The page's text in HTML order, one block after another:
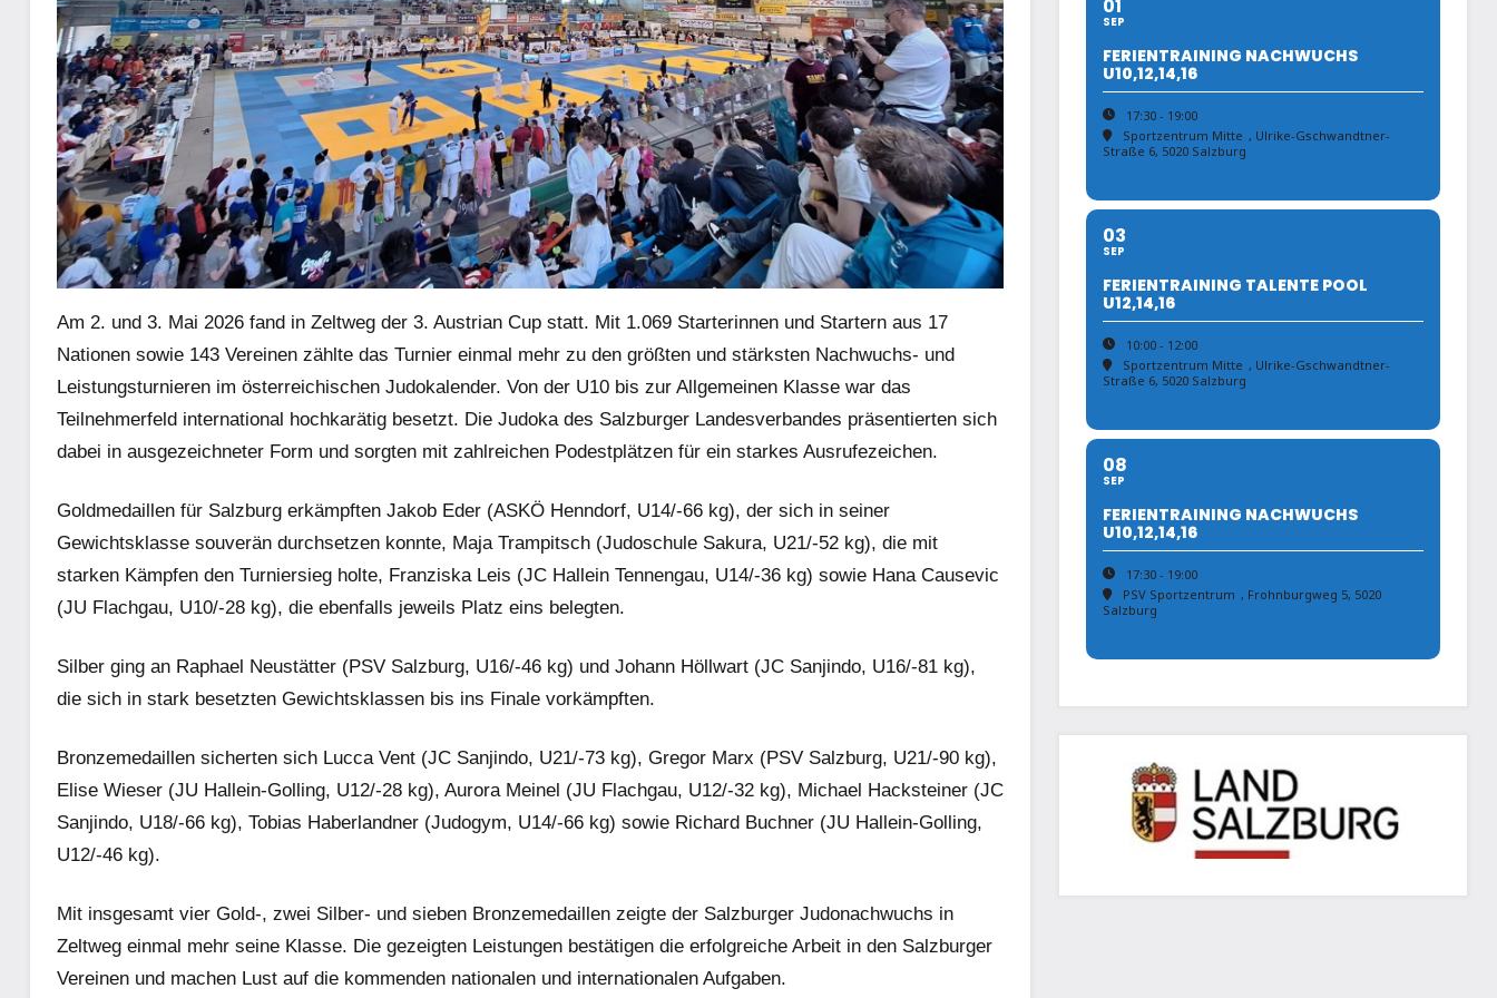
Am 2. und 3. Mai 2026 fand in Zeltweg der 3. Austrian Cup statt. Mit 1.069 Starterinnen und Startern aus 17
Nationen sowie 143 Vereinen zählte das Turnier einmal mehr zu den größten und stärksten Nachwuchs- und
Leistungsturnieren im österreichischen Judokalender. Von der U10 bis zur Allgemeinen Klasse war das
Teilnehmerfeld international hochkarätig besetzt. Die Judoka des Salzburger Landesverbandes präsentierten sich
dabei in ausgezeichneter Form und sorgten mit zahlreichen Podestplätzen für ein starkes Ausrufezeichen.
Goldmedaillen für Salzburg erkämpften Jakob Eder (ASKÖ Henndorf, U14/-66 kg), der sich in seiner
Gewichtsklasse souverän durchsetzen konnte, Maja Trampitsch (Judoschule Sakura, U21/-52 kg), die mit
starken Kämpfen den Turniersieg holte, Franziska Leis (JC Hallein Tennengau, U14/-36 kg) sowie Hana Causevic
(JU Flachgau, U10/-28 kg), die ebenfalls jeweils Platz eins belegten.
Silber ging an Raphael Neustätter (PSV Salzburg, U16/-46 kg) und Johann Höllwart (JC Sanjindo, U16/-81 kg),
die sich in stark besetzten Gewichtsklassen bis ins Finale vorkämpften.
Bronzemedaillen sicherten sich Lucca Vent (JC Sanjindo, U21/-73 kg), Gregor Marx (PSV Salzburg, U21/-90 kg),
Elise Wieser (JU Hallein-Golling, U12/-28 kg), Aurora Meinel (JU Flachgau, U12/-32 kg), Michael Hacksteiner (JC
Sanjindo, U18/-66 kg), Tobias Haberlandner (Judogym, U14/-66 kg) sowie Richard Buchner (JU Hallein-Golling,
U12/-46 kg).
Mit insgesamt vier Gold-, zwei Silber- und sieben Bronzemedaillen zeigte der Salzburger Judonachwuchs in
Zeltweg einmal mehr seine Klasse. Die gezeigten Leistungen bestätigen die erfolgreiche Arbeit in den Salzburger
Vereinen und machen Lust auf die kommenden nationalen und internationalen Aufgaben.
01
SEP
FERIENTRAINING NACHWUCHS
U10,12,14,16
17:30 - 19:00
Sportzentrum Mitte , Ulrike-Gschwandtner-
Straße 6, 5020 Salzburg
03
SEP
FERIENTRAINING TALENTE POOL
U12,14,16
10:00 - 12:00
Sportzentrum Mitte , Ulrike-Gschwandtner-
Straße 6, 5020 Salzburg
08
SEP
FERIENTRAINING NACHWUCHS
U10,12,14,16
17:30 - 19:00
PSV Sportzentrum , Frohnburgweg 5, 5020
Salzburg